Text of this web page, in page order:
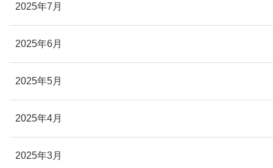
2025年7月
2025年6月
2025年5月
2025年4月
2025年3月